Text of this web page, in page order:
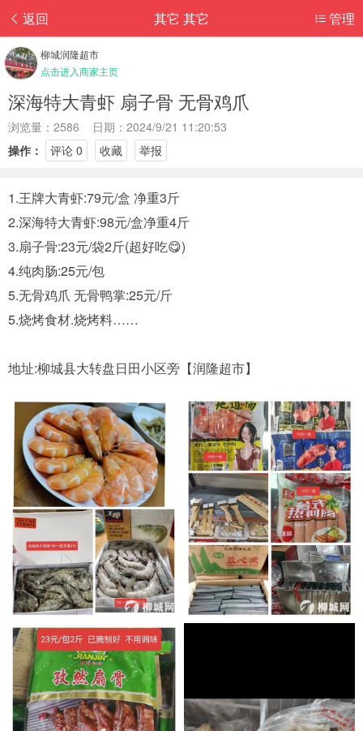
返回 管理
其它 其它
柳城润隆超市
点击进入商家主页
深海特大青虾 扇子骨 无骨鸡爪
浏览量：2586 日期：2024/9/21 11:20:53
操作：
评论 0 收藏 举报
1.王牌大青虾:79元/盒 净重3斤
2.深海特大青虾:98元/盒净重4斤
3.扇子骨:23元/袋2斤(超好吃😋)
4.纯肉肠:25元/包
5.无骨鸡爪 无骨鸭掌:25元/斤
5.烧烤食材.烧烤料……
地址:柳城县大转盘日田小区旁【润隆超市】